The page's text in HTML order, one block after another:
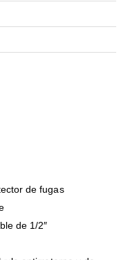
de fugas
de 1/2″